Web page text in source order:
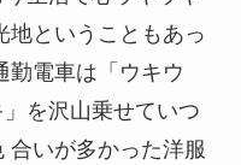
地ということもあっ
勤電車は「ウキウ
を沢山乗せていつ
合いが多かった洋服